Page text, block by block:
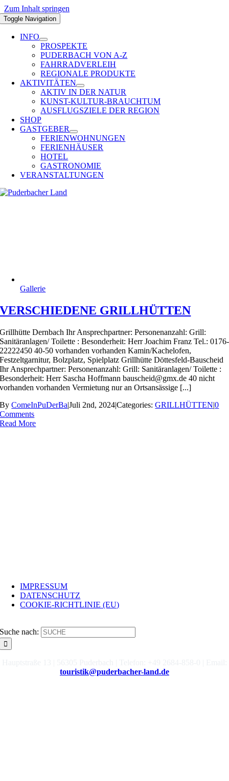
Zum Inhalt springen
Toggle Navigation
INFO
PROSPEKTE
PUDERBACH VON A-Z
FAHRRADVERLEIH
REGIONALE PRODUKTE
AKTIVITÄTEN
AKTIV IN DER NATUR
KUNST-KULTUR-BRAUCHTUM
AUSFLUGSZIELE DER REGION
SHOP
GASTGEBER
FERIENWOHNUNGEN
FERIENHÄUSER
HOTEL
GASTRONOMIE
VERANSTALTUNGEN
Gallerie
VERSCHIEDENE GRILLHÜTTEN
Grillhütte Dernbach Ihr Ansprechpartner: Personenanzahl: Grill:
Sanitäranlagen/ Toilette : Besonderheit: Herr Joachim Franz Tel.: 0176-
22222450 40-50 vorhanden vorhanden Kamin/Kachelofen,
Festzeltgarnitur, Bolzplatz, Spielplatz Grillhütte Döttesfeld-Bauscheid
Ihr Ansprechpartner: Personenanzahl: Grill: Sanitäranlagen/ Toilette :
Besonderheit: Herr Sascha Hoffmann bauscheid@gmx.de 40 nicht
vorhanden vorhanden Vermietung nur an Ortsansässige [...]
ByComeInPuDerBa|Juli 2nd, 2024|Categories:GRILLHÜTTEN|0
Comments
Read More
IMPRESSUM
DATENSCHUTZ
COOKIE-RICHTLINIE (EU)
Suche nach:
touristik@puderbacher-land.de